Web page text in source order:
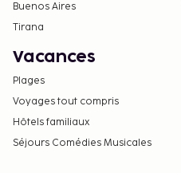
Buenos Aires
Tirana
Vacances
Plages
Voyages tout compris
Hôtels familiaux
Séjours Comédies Musicales